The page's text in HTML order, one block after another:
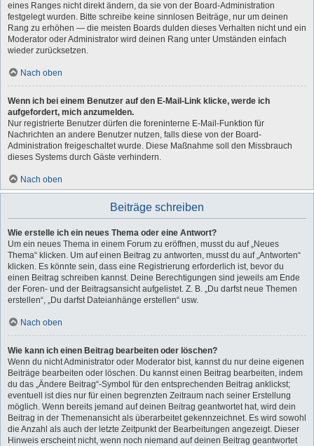
eines Ranges nicht direkt ändern, da sie von der Board-Administration
festgelegt wurden. Bitte schreibe keine sinnlosen Beiträge, nur um deinen
Rang zu erhöhen — die meisten Boards dulden dieses Verhalten nicht und ein
Moderator oder Administrator wird deinen Rang unter Umständen einfach
wieder zurücksetzen.
Nach oben
Wenn ich bei einem Benutzer auf den E-Mail-Link klicke, werde ich
aufgefordert, mich anzumelden.
Nur registrierte Benutzer dürfen die foreninterne E-Mail-Funktion für
Nachrichten an andere Benutzer nutzen, falls diese von der Board-
Administration freigeschaltet wurde. Diese Maßnahme soll den Missbrauch
dieses Systems durch Gäste verhindern.
Nach oben
Beiträge schreiben
Wie erstelle ich ein neues Thema oder eine Antwort?
Um ein neues Thema in einem Forum zu eröffnen, musst du auf „Neues
Thema“ klicken. Um auf einen Beitrag zu antworten, musst du auf „Antworten“
klicken. Es könnte sein, dass eine Registrierung erforderlich ist, bevor du
einen Beitrag schreiben kannst. Deine Berechtigungen sind jeweils am Ende
der Foren- und der Beitragsansicht aufgelistet. Z. B. „Du darfst neue Themen
erstellen“, „Du darfst Dateianhänge erstellen“ usw.
Nach oben
Wie kann ich einen Beitrag bearbeiten oder löschen?
Wenn du nicht Administrator oder Moderator bist, kannst du nur deine eigenen
Beiträge bearbeiten oder löschen. Du kannst einen Beitrag bearbeiten, indem
du das „Ändere Beitrag“-Symbol für den entsprechenden Beitrag anklickst;
eventuell ist dies nur für einen begrenzten Zeitraum nach seiner Erstellung
möglich. Wenn bereits jemand auf deinen Beitrag geantwortet hat, wird dein
Beitrag in der Themenansicht als überarbeitet gekennzeichnet. Es wird sowohl
die Anzahl als auch der letzte Zeitpunkt der Bearbeitungen angezeigt. Dieser
Hinweis erscheint nicht, wenn noch niemand auf deinen Beitrag geantwortet